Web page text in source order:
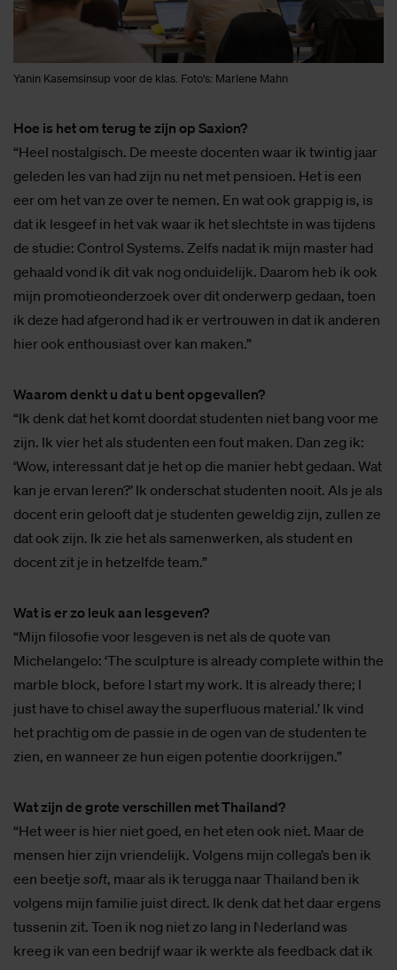
Yanin Kasemsinsup voor de klas. Foto's: Marlene Mahn
Hoe is het om terug te zijn op Saxion?
“Heel nostalgisch. De meeste docenten waar ik twintig jaar
geleden les van had zijn nu net met pensioen. Het is een
eer om het van ze over te nemen. En wat ook grappig is, is
dat ik lesgeef in het vak waar ik het slechtste in was tijdens
de studie: Control Systems. Zelfs nadat ik mijn master had
gehaald vond ik dit vak nog onduidelijk. Daarom heb ik ook
mijn promotieonderzoek over dit onderwerp gedaan, toen
ik deze had afgerond had ik er vertrouwen in dat ik anderen
hier ook enthousiast over kan maken.”
Waarom denkt u dat u bent opgevallen?
“Ik denk dat het komt doordat studenten niet bang voor me
zijn. Ik vier het als studenten een fout maken. Dan zeg ik:
‘Wow, interessant dat je het op die manier hebt gedaan. Wat
kan je ervan leren?’ Ik onderschat studenten nooit. Als je als
docent erin gelooft dat je studenten geweldig zijn, zullen ze
dat ook zijn. Ik zie het als samenwerken, als student en
docent zit je in hetzelfde team.”
Wat is er zo leuk aan lesgeven?
“Mijn filosofie voor lesgeven is net als de quote van
Michelangelo: ‘The sculpture is already complete within the
marble block, before I start my work. It is already there; I
just have to chisel away the superfluous material.’ Ik vind
het prachtig om de passie in de ogen van de studenten te
zien, en wanneer ze hun eigen potentie doorkrijgen.”
Wat zijn de grote verschillen met Thailand?
“Het weer is hier niet goed, en het eten ook niet. Maar de
mensen hier zijn vriendelijk. Volgens mijn collega’s ben ik
een beetje soft, maar als ik terugga naar Thailand ben ik
volgens mijn familie juist direct. Ik denk dat het daar ergens
tussenin zit. Toen ik nog niet zo lang in Nederland was
kreeg ik van een bedrijf waar ik werkte als feedback dat ik